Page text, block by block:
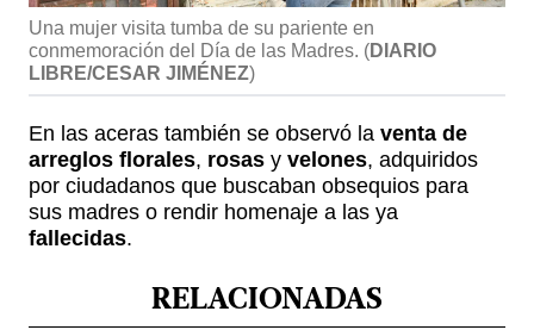
Una mujer visita tumba de su pariente en
conmemoración del Día de las Madres. (DIARIO
LIBRE/CESAR JIMÉNEZ)
En las aceras también se observó la venta de
arreglos florales, rosas y velones, adquiridos
por ciudadanos que buscaban obsequios para
sus madres o rendir homenaje a las ya
fallecidas.
RELACIONADAS